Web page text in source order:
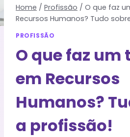
Home / Profissão / O que faz
Recursos Humanos? Tudo
PROFISSÃO
O que faz um
em Recursos
Humanos?
a profissão!